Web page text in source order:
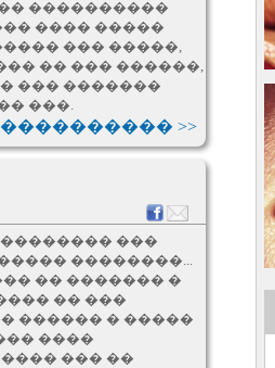
����������
���� �����
��� �����,
�� ��� ������,
��� �������
���.
>>
���
��������...
�� ������� �
�� ���
������ � �����
����
��� ��